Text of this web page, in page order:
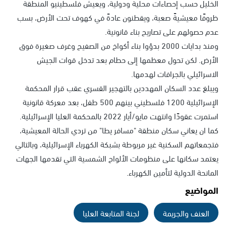
ظروفًا معيشيةً صعبة، ويقطنون عادةً في كهوف تحت الأرض، بسب
عدم حصولهم على تصاريح بناء قانونية.
ومنذ بدايات 2000 بدؤوا بناء أكواخ من الصفيح وغرف صغيرة فوق
الأرض. لكن تحول معظمها إلى حطام بعد تدخل قوات الجيش
الاسرائيلي بالجرافات لهدمها.
ويبلغ عدد السكان المهددين بالتهجير القسري عقب قرار المحكمة
الإسرائيلية 1200 فلسطيني بينهم 500 طفل، بعد معركة قانونية
استمرت عقودًا وانتهت مايو/أيار 2022 بالمحكمة العليا الإسرائيلية.
كما ان يعاني سكان منطقة "مسافر يطا" من تردي الحالة المعيشية،
فتجمعاتهم السكنية غير مربوطة بشبكة الكهرباء الإسرائيلية، وبالتالي
يعتمد سكانها على منظومات الألواح الشمسية التي تقدمها الجهات
المانحة الدولية لتأمين الكهرباء.
المواضيع
العنف والجريمة لجنة المتابعة العليا